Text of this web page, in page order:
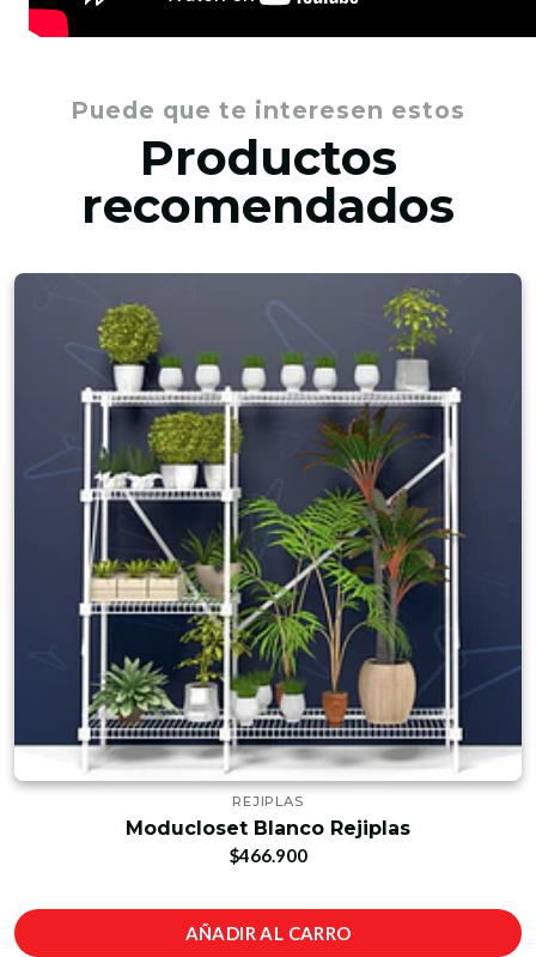
Puede que te interesen estos
Productos
recomendados
REJIPLAS
Moducloset Blanco Rejiplas
$466.900
AÑADIR AL CARRO